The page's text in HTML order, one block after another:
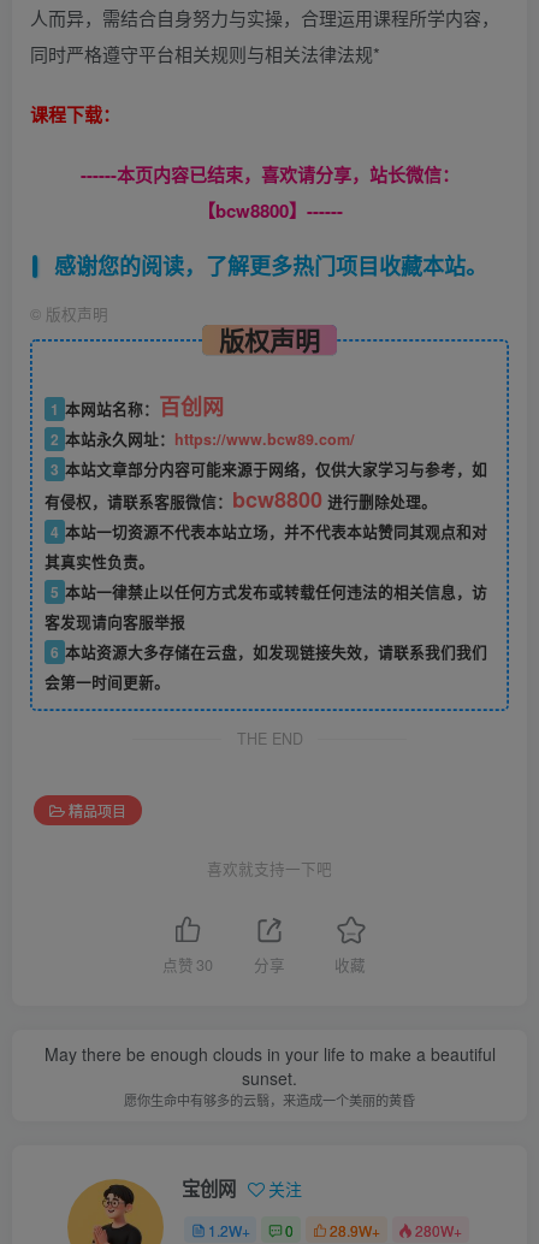
人而异，需结合自身努力与实操，合理运用课程所学内容，
同时严格遵守平台相关规则与相关法律法规*
课程下载：
------本页内容已结束，喜欢请分享，站长微信：
【bcw8800】------
感谢您的阅读，了解更多热门项目收藏本站。
© 版权声明
版权声明
1 本网站名称： 百创网
2 本站永久网址： https://www.bcw89.com/
3 本站文章部分内容可能来源于网络，仅供大家学习与参考，如
有侵权，请联系客服微信： bcw8800 进行删除处理。
4 本站一切资源不代表本站立场，并不代表本站赞同其观点和对
其真实性负责。
5 本站一律禁止以任何方式发布或转载任何违法的相关信息，访
客发现请向客服举报
6 本站资源大多存储在云盘，如发现链接失效，请联系我们我们
会第一时间更新。
THE END
精品项目
喜欢就支持一下吧
点赞 30 分享 收藏
May there be enough clouds in your life to make a beautiful
sunset.
愿你生命中有够多的云翳，来造成一个美丽的黄昏
宝创网 关注
1.2W+ 0 28.9W+ 280W+